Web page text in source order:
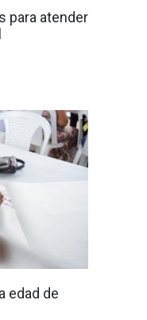
para atender
edad de